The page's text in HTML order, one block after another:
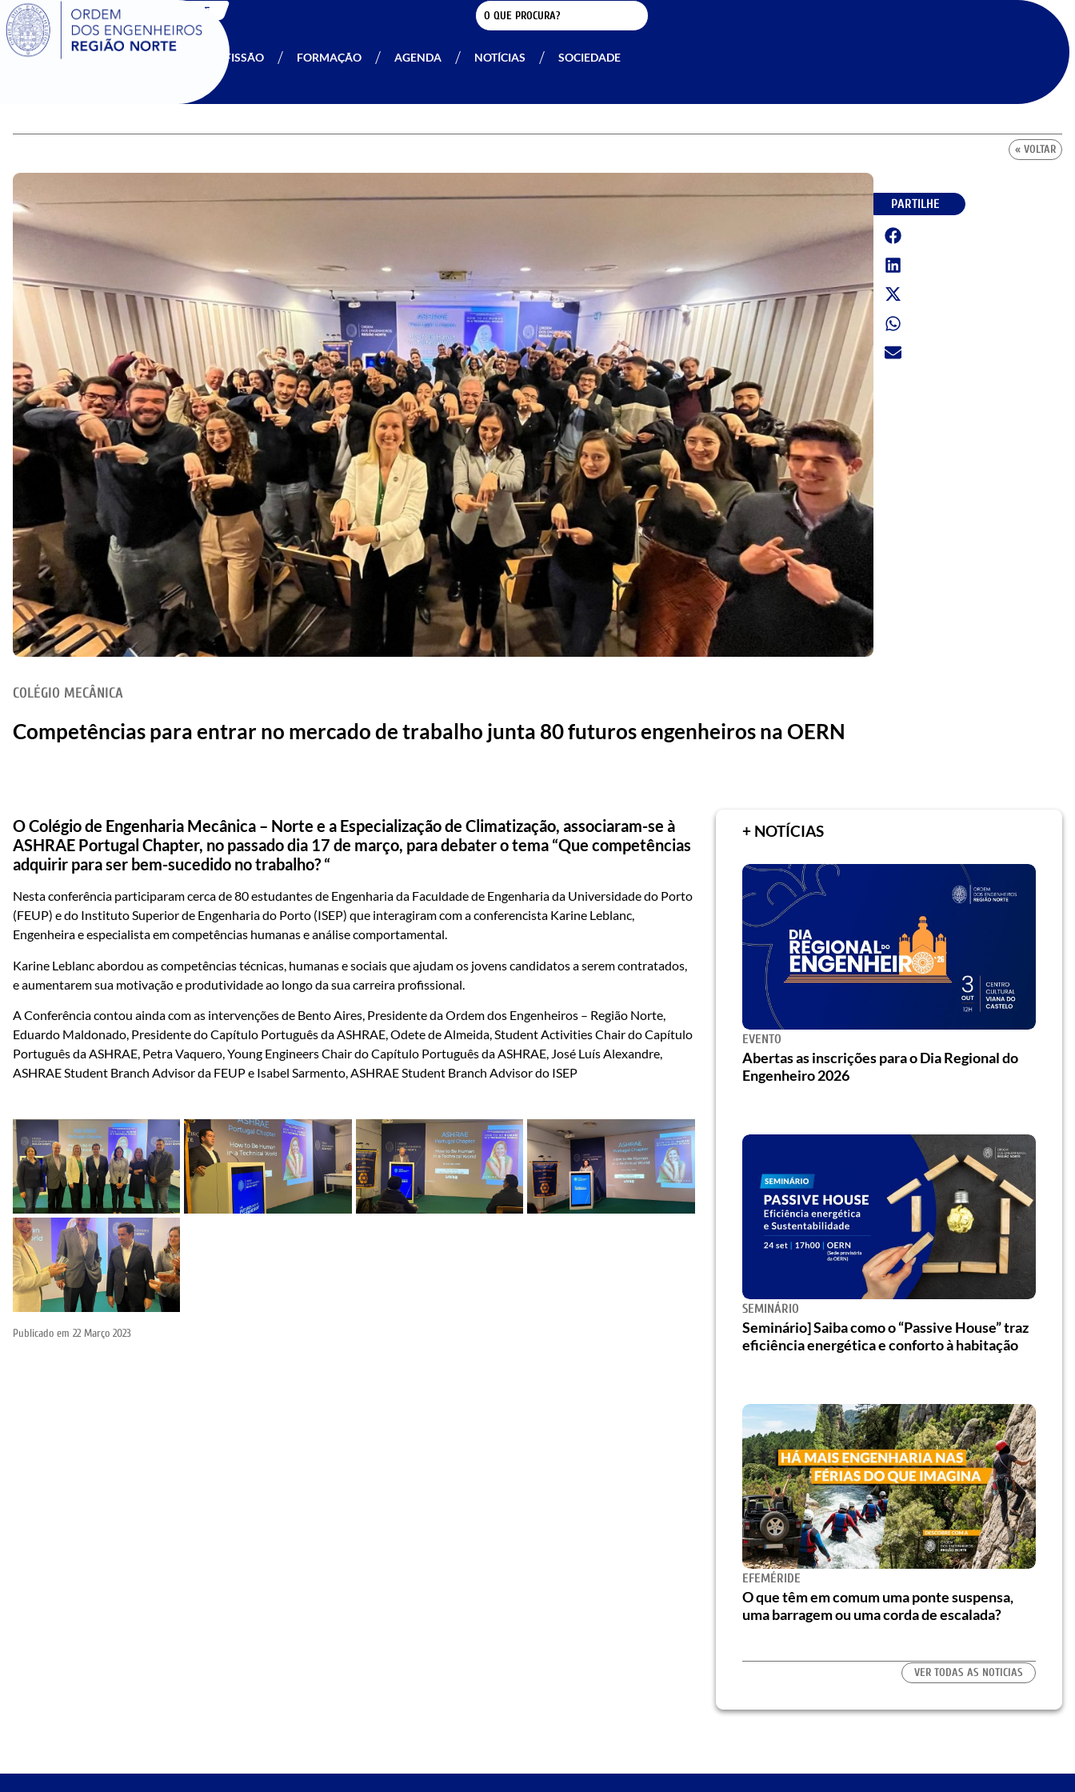
SIGOE
A OERN PROFISSÃO FORMAÇÃO AGENDA NOTÍCIAS SOCIEDADE
« VOLTAR
PARTILHE
COLÉGIO MECÂNICA
Competências para entrar no mercado de trabalho junta 80 futuros engenheiros na OERN
O Colégio de Engenharia Mecânica – Norte e a Especialização de Climatização, associaram-se à
ASHRAE Portugal Chapter, no passado dia 17 de março, para debater o tema “Que competências
adquirir para ser bem-sucedido no trabalho? “
Nesta conferência participaram cerca de 80 estudantes de Engenharia da Faculdade de Engenharia da Universidade do Porto
(FEUP) e do Instituto Superior de Engenharia do Porto (ISEP) que interagiram com a conferencista Karine Leblanc,
Engenheira e especialista em competências humanas e análise comportamental.
Karine Leblanc abordou as competências técnicas, humanas e sociais que ajudam os jovens candidatos a serem contratados,
e aumentarem sua motivação e produtividade ao longo da sua carreira profissional.
A Conferência contou ainda com as intervenções de Bento Aires, Presidente da Ordem dos Engenheiros – Região Norte,
Eduardo Maldonado, Presidente do Capítulo Português da ASHRAE, Odete de Almeida, Student Activities Chair do Capítulo
Português da ASHRAE, Petra Vaquero, Young Engineers Chair do Capítulo Português da ASHRAE, José Luís Alexandre,
ASHRAE Student Branch Advisor da FEUP e Isabel Sarmento, ASHRAE Student Branch Advisor do ISEP
Publicado em 22 Março 2023
+ NOTÍCIAS
EVENTO
Abertas as inscrições para o Dia Regional do
Engenheiro 2026
SEMINÁRIO
Seminário] Saiba como o “Passive House” traz
eficiência energética e conforto à habitação
EFEMÉRIDE
O que têm em comum uma ponte suspensa,
uma barragem ou uma corda de escalada?
VER TODAS AS NOTICIAS